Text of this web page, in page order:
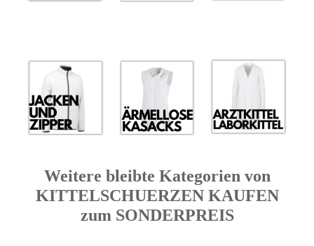
Weitere bleibte Kategorien von
KITTELSCHUERZEN KAUFEN
zum SONDERPREIS